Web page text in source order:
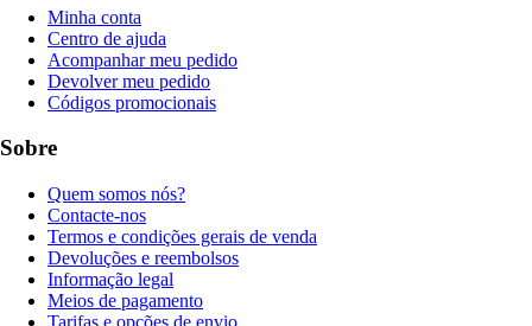
Minha conta
Centro de ajuda
Acompanhar meu pedido
Devolver meu pedido
Códigos promocionais
Sobre
Quem somos nós?
Contacte-nos
Termos e condições gerais de venda
Devoluções e reembolsos
Informação legal
Meios de pagamento
Tarifas e opções de envio